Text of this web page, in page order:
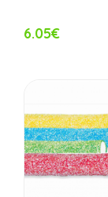
6.05€